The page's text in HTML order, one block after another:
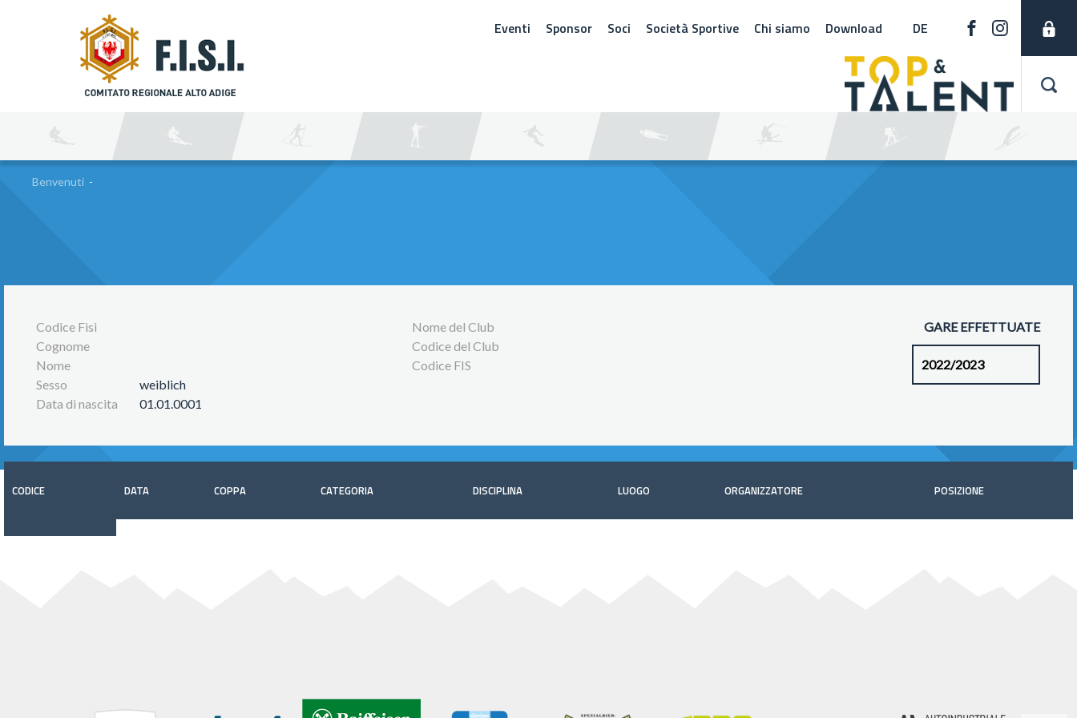
Eventi Sponsor Soci Società Sportive Chi siamo Download DE
Benvenuti -
Codice Fisi
Cognome
Nome
Sesso
weiblich
Data di nascita
01.01.0001
Nome del Club
Codice del Club
Codice FIS
GARE EFFETTUATE
CODICE DATA COPPA CATEGORIA DISCIPLINA LUOGO ORGANIZZATORE POSIZIONE